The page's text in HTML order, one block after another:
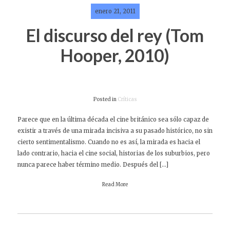
enero 21, 2011
El discurso del rey (Tom
Hooper, 2010)
Posted in Críticas
Parece que en la última década el cine británico sea sólo capaz de
existir a través de una mirada incisiva a su pasado histórico, no sin
cierto sentimentalismo. Cuando no es así, la mirada es hacia el
lado contrario, hacia el cine social, historias de los suburbios, pero
nunca parece haber término medio. Después del […]
Read More